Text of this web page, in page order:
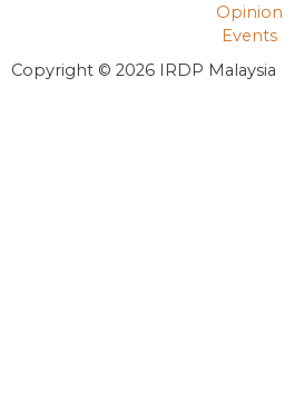
Opinion
Events
Copyright © 2026 IRDP Malaysia